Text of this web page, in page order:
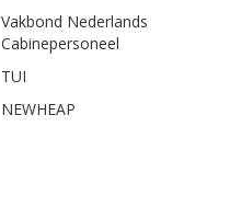
Vakbond Nederlands
Cabinepersoneel
TUI
NEWHEAP